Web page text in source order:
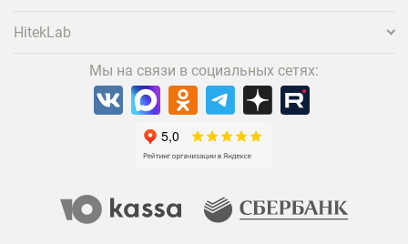
HitekLab
Мы на связи в социальных сетях: